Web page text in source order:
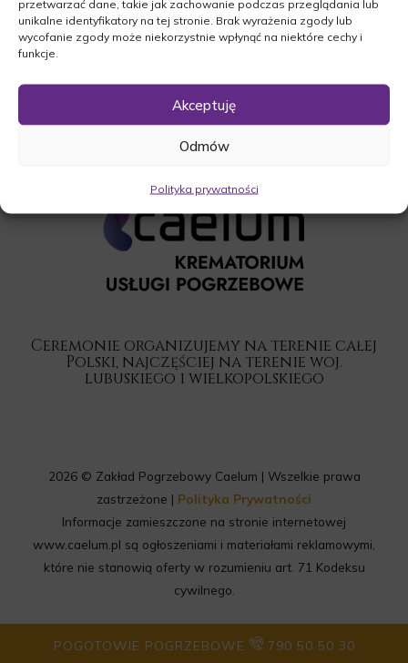
przetwarzać dane, takie jak zachowanie podczas przeglądania lub
unikalne identyfikatory na tej stronie. Brak wyrażenia zgody lub
wycofanie zgody może niekorzystnie wpłynąć na niektóre cechy i
funkcje.
Akceptuję
Odmów
Polityka prywatności
POGOTOWIE POGRZEBOWE 790 50 50 30
godzinie 14:00.
O czym zawiadamia pogrążona w smutku
Rodzina.
Ceremonie organizujemy na terenie całej
Polski, najczęściej na terenie woj.
lubuskiego i wielkopolskiego
2026 © Zakład Pogrzebowy Caelum | Wszelkie prawa
zastrzeżone | Polityka Prywatności
Informacje zamieszczone na stronie internetowej
www.caelum.pl są ogłoszeniami i materiałami reklamowymi,
które nie stanowią oferty w rozumieniu art. 71 Kodeksu
cywilnego.